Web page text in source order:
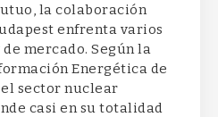
la colaboración
enfrenta varios
mercado. Según la
Energética de
el sector nuclear
casi en su totalidad